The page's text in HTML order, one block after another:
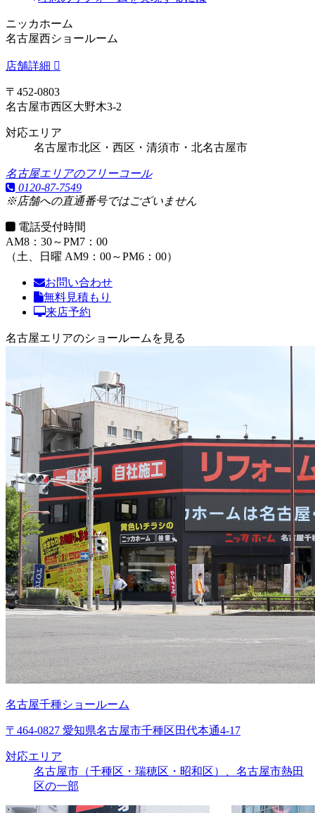
ニッカホーム
名古屋西ショールーム
店舗詳細
〒452-0803
名古屋市西区大野木3-2
対応エリア
名古屋市北区・西区・清須市・北名古屋市
名古屋エリアのフリーコール
0120-87-7549
※店舗への直通番号ではございません
電話受付時間
AM8：30～PM7：00
（土、日曜 AM9：00～PM6：00）
お問い合わせ
無料見積もり
来店予約
名古屋エリアのショールームを見る
名古屋千種ショールーム
〒464-0827 愛知県名古屋市千種区田代本通4-17
対応エリア
名古屋市（千種区・瑞穂区・昭和区）、名古屋市熱田
区の一部